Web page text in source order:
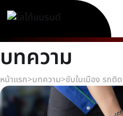
บทความ
หน้าแรก>บทความ>